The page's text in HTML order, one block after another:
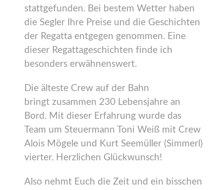
stattgefunden. Bei bestem Wetter haben
die Segler Ihre Preise und die Geschichten
der Regatta entgegen genommen. Eine
dieser Regattageschichten finde ich
besonders erwähnenswert.
Die älteste Crew auf der Bahn
bringt zusammen 230 Lebensjahre an
Bord. Mit dieser Erfahrung wurde das
Team um Steuermann Toni Weiß mit Crew
Alois Mögele und Kurt Seemüller (Simmerl)
vierter. Herzlichen Glückwunsch!
Also nehmt Euch die Zeit und ein bisschen